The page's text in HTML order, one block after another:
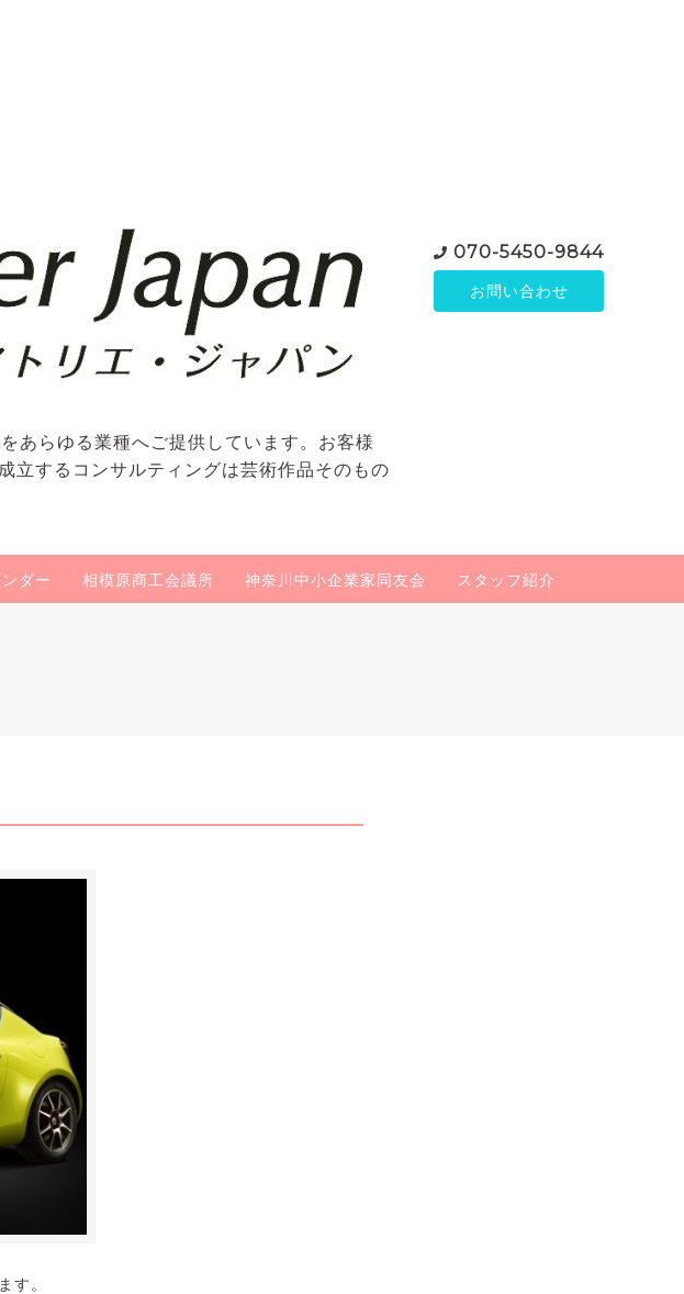
らゆる業種へご提供しています。お客様
立するコンサルティングは芸術作品そのもの
070-5450-9844
お問い合わせ
ダー 相模原商工会議所 神奈川中小企業家同友会 スタッフ紹介
す。